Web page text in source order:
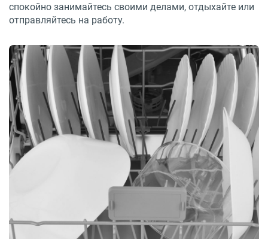
спокойно занимайтесь своими делами, отдыхайте или
отправляйтесь на работу.